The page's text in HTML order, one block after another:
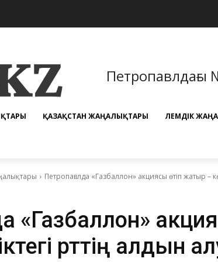
ҚАЗАҚСТАН ЖАҢАЛЫҚТАРЫ ӘЛЕМДІК
Петропавлда «Газбаллон» акциясы өтіп жатыр –
«Газбаллон»
өрттің алдын